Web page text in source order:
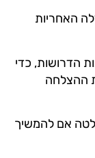
האחריות
הדרושות, כדי
ההצלחה
אם להמשיך